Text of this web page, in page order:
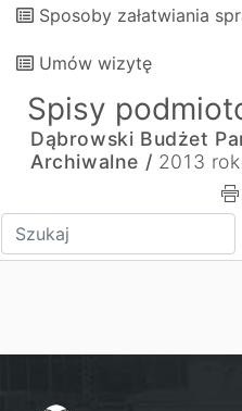
Sposoby załatwiania
Umów wizytę
Spisy
Dąbrowski Budżet
Archiwalne / 2013 rok
Wpisz tekst do wyszukania